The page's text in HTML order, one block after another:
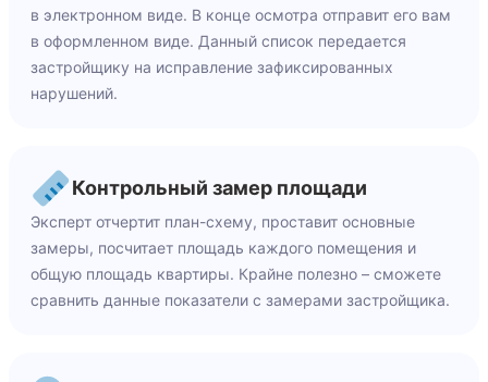
в электронном виде. В конце осмотра отправит его вам
в оформленном виде. Данный список передается
застройщику на исправление зафиксированных
нарушений.
Контрольный замер площади
Эксперт отчертит план-схему, проставит основные
замеры, посчитает площадь каждого помещения и
общую площадь квартиры. Крайне полезно – сможете
сравнить данные показатели с замерами застройщика.